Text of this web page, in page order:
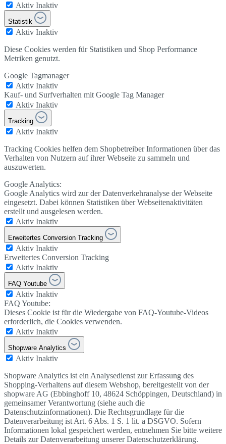
Aktiv Inaktiv
Statistik
Aktiv Inaktiv
Diese Cookies werden für Statistiken und Shop Performance
Metriken genutzt.
Google Tagmanager
Aktiv Inaktiv
Kauf- und Surfverhalten mit Google Tag Manager
Aktiv Inaktiv
Tracking
Aktiv Inaktiv
Tracking Cookies helfen dem Shopbetreiber Informationen über das
Verhalten von Nutzern auf ihrer Webseite zu sammeln und
auszuwerten.
Google Analytics:
Google Analytics wird zur der Datenverkehranalyse der Webseite
eingesetzt. Dabei können Statistiken über Webseitenaktivitäten
erstellt und ausgelesen werden.
Aktiv Inaktiv
Erweitertes Conversion Tracking
Aktiv Inaktiv
Erweitertes Conversion Tracking
Aktiv Inaktiv
FAQ Youtube
Aktiv Inaktiv
FAQ Youtube:
Dieses Cookie ist für die Wiedergabe von FAQ-Youtube-Videos
erforderlich, die Cookies verwenden.
Aktiv Inaktiv
Shopware Analytics
Aktiv Inaktiv
Shopware Analytics ist ein Analysedienst zur Erfassung des
Shopping-Verhaltens auf diesem Webshop, bereitgestellt von der
shopware AG (Ebbinghoff 10, 48624 Schöppingen, Deutschland) in
gemeinsamer Verantwortung (siehe auch die
Datenschutzinformationen). Die Rechtsgrundlage für die
Datenverarbeitung ist Art. 6 Abs. 1 S. 1 lit. a DSGVO. Sofern
Informationen lokal gespeichert werden, entnehmen Sie bitte weitere
Details zur Datenverarbeitung unserer Datenschutzerklärung.